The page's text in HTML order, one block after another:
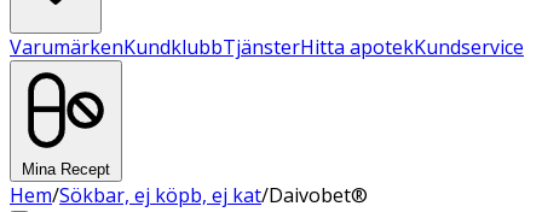
VarumärkenKundklubbTjänsterHitta apotekKundservice
Mina Recept
Hem/Sökbar, ej köpb, ej kat/Daivobet®